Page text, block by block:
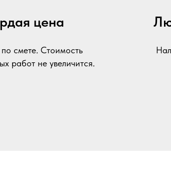
цена
смете. Стоимость
работ не увеличится.